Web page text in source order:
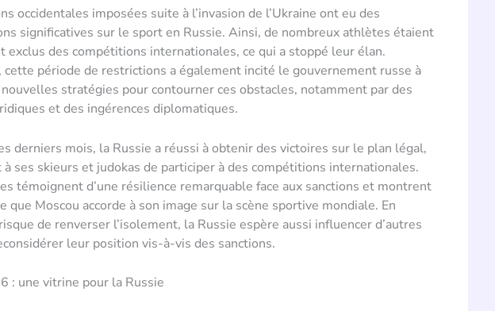
occidentales imposées suite à l’invasion de l’Ukraine ont eu des
significatives sur le sport en Russie. Ainsi, de nombreux athlètes étaient
exclus des compétitions internationales, ce qui a stoppé leur élan.
cette période de restrictions a également incité le gouvernement russe à
stratégies pour contourner ces obstacles, notamment par des
et des ingérences diplomatiques.
derniers mois, la Russie a réussi à obtenir des victoires sur le plan légal,
ses skieurs et judokas de participer à des compétitions internationales.
témoignent d’une résilience remarquable face aux sanctions et montrent
que Moscou accorde à son image sur la scène sportive mondiale. En
de renverser l’isolement, la Russie espère aussi influencer d’autres
leur position vis-à-vis des sanctions.
: une vitrine pour la Russie